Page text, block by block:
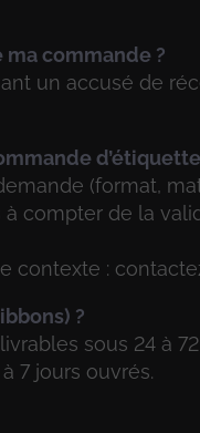
commande ?
un accusé de
(format,
à compter de la
contexte :
?
sous 24 à
7 jours ouvrés.